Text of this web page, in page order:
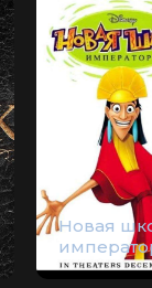
Новая